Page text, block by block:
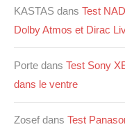
KASTAS dans Test
Dolby Atmos et Dirac
Porte dans Test Sony
dans le ventre
Zosef dans Test